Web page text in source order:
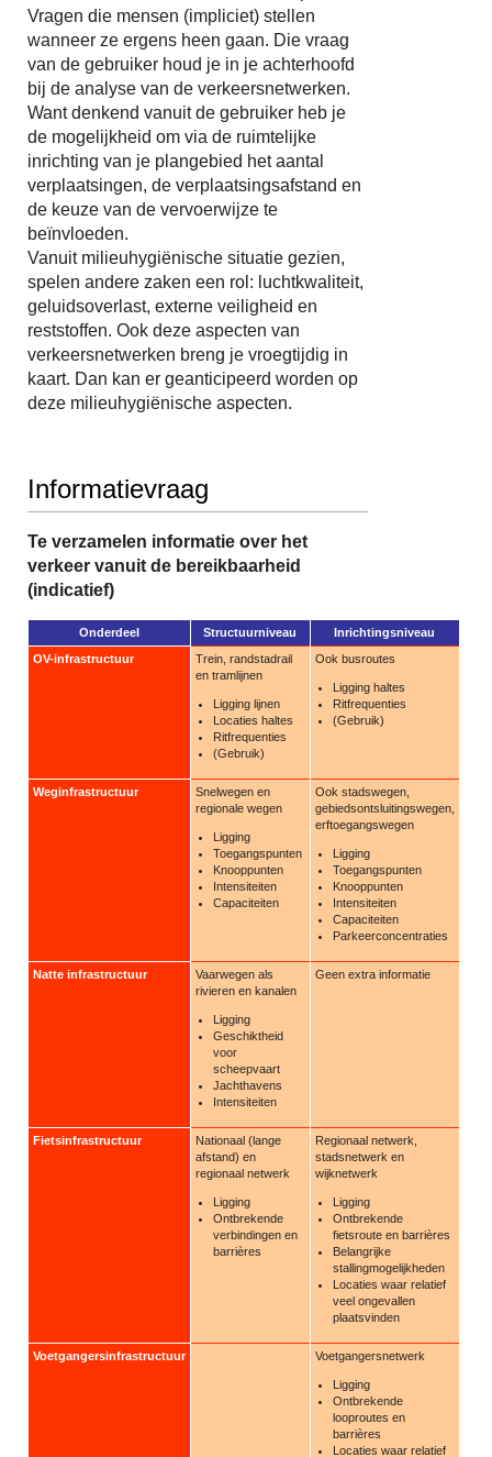
Vragen die mensen (impliciet) stellen
wanneer ze ergens heen gaan. Die vraag
van de gebruiker houd je in je achterhoofd
bij de analyse van de verkeersnetwerken.
Want denkend vanuit de gebruiker heb je
de mogelijkheid om via de ruimtelijke
inrichting van je plangebied het aantal
verplaatsingen, de verplaatsingsafstand en
de keuze van de vervoerwijze te
beïnvloeden.
Vanuit milieuhygiënische situatie gezien,
spelen andere zaken een rol: luchtkwaliteit,
geluidsoverlast, externe veiligheid en
reststoffen. Ook deze aspecten van
verkeersnetwerken breng je vroegtijdig in
kaart. Dan kan er geanticipeerd worden op
deze milieuhygiënische aspecten.
Informatievraag
Te verzamelen informatie over het
verkeer vanuit de bereikbaarheid
(indicatief)
Onderdeel Structuurniveau
Inrichtingsniveau
OV-infrastructuur
Trein, randstadrail
en tramlijnen
Ligging lijnen
Locaties haltes
Ritfrequenties
(Gebruik)
Ook busroutes
Ligging haltes
Ritfrequenties
(Gebruik)
Weginfrastructuur
Snelwegen en
regionale wegen
Ligging
Toegangspunten
Knooppunten
Intensiteiten
Capaciteiten
Ook stadswegen,
gebiedsontsluitingswegen,
erftoegangswegen
Ligging
Toegangspunten
Knooppunten
Intensiteiten
Capaciteiten
Parkeerconcentraties
Natte infrastructuur
Vaarwegen als
rivieren en kanalen
Ligging
Geschiktheid
voor
scheepvaart
Jachthavens
Intensiteiten
Geen extra informatie
Fietsinfrastructuur
Nationaal (lange
afstand) en
regionaal netwerk
Ligging
Ontbrekende
verbindingen en
barrières
Regionaal netwerk,
stadsnetwerk en
wijknetwerk
Ligging
Ontbrekende
fietsroute en barrières
Belangrijke
stallingmogelijkheden
Locaties waar relatief
veel ongevallen
plaatsvinden
Voetgangersinfrastructuur Voetgangersnetwerk
Ligging
Ontbrekende
looproutes en
barrières
Locaties waar relatief